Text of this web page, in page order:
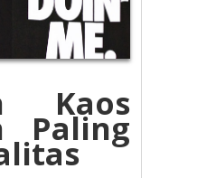
Kaos
Paling